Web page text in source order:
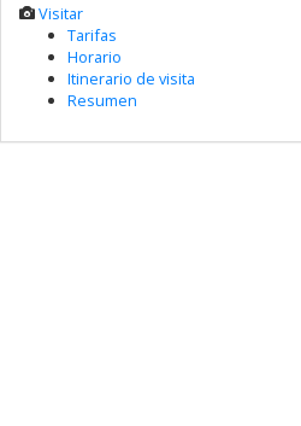
Visitar
Tarifas
Horario
Itinerario de visita
Resumen